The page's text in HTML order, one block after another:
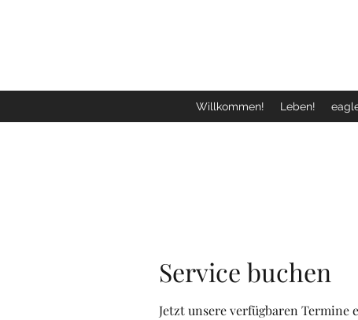
Willkommen! Leben!
Service buchen
Jetzt unsere verfügbaren Termine